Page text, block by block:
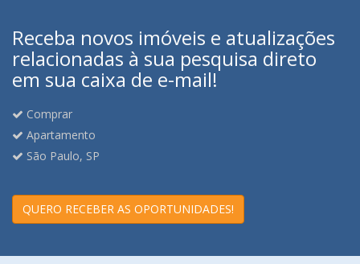
Receba novos imóveis e atualizações
relacionadas à sua pesquisa direto
em sua caixa de e-mail!
Comprar
Apartamento
São Paulo, SP
QUERO RECEBER AS OPORTUNIDADES!